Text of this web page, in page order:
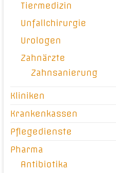
Tiermedizin
Unfallchirurgie
Urologen
Zahnärzte
Zahnsanierung
Kliniken
Krankenkassen
Pflegedienste
Pharma
Antibiotika